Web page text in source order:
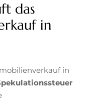
das
in
in